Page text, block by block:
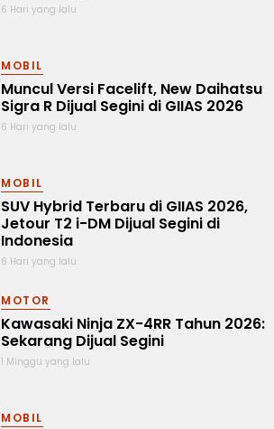
6 Hari yang lalu
MOBIL
Muncul Versi Facelift, New Daihatsu
Sigra R Dijual Segini di GIIAS 2026
6 Hari yang lalu
MOBIL
SUV Hybrid Terbaru di GIIAS 2026,
Jetour T2 i-DM Dijual Segini di
Indonesia
6 Hari yang lalu
MOTOR
Kawasaki Ninja ZX-4RR Tahun 2026:
Sekarang Dijual Segini
1 Minggu yang lalu
MOBIL